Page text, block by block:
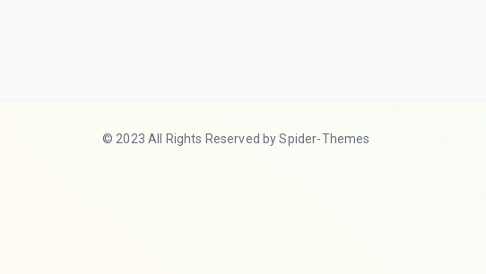
© 2023 All Rights Reserved by Spider-Themes